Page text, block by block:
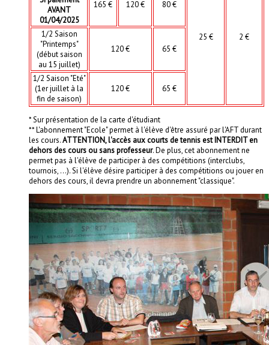
25 € 2 €
AVANT
01/04/2025
165 € 120 € 80 €
1/2 Saison
"Printemps"
(début saison
au 15 juillet)
120 € 65 €
1/2 Saison "Eté"
(1er juillet à la
fin de saison)
120 € 65 €
* Sur présentation de la carte d'étudiant
** L'abonnement "Ecole" permet à l'élève d'être assuré par l'AFT durant
les cours.ATTENTION, l'accès aux courts de tennis est INTERDIT en
dehors des cours ou sans professeur. De plus, cet abonnement ne
permet pas à l'élève de participer à des compétitions (interclubs,
tournois, ...). Si l'élève désire participer à des compétitions ou jouer en
dehors des cours, il devra prendre un abonnement "classique".